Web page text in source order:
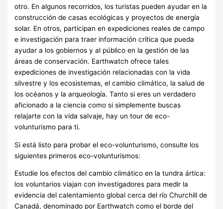
otro. En algunos recorridos, los turistas pueden ayudar en la
construcción de casas ecológicas y proyectos de energía
solar. En otros, participan en expediciones reales de campo
e investigación para traer información crítica que pueda
ayudar a los gobiernos y al público en la gestión de las
áreas de conservación. Earthwatch ofrece tales
expediciones de investigación relacionadas con la vida
silvestre y los ecosistemas, el cambio climático, la salud de
los océanos y la arqueología. Tanto si eres un verdadero
aficionado a la ciencia como si simplemente buscas
relajarte con la vida salvaje, hay un tour de eco-
volunturismo para ti.
Si está listo para probar el eco-volunturismo, consulte los
siguientes primeros eco-volunturismos:
Estudie los efectos del cambio climático en la tundra ártica:
los voluntarios viajan con investigadores para medir la
evidencia del calentamiento global cerca del río Churchill de
Canadá, denominado por Earthwatch como el borde del